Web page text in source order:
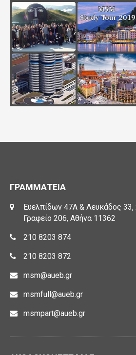
ΓΡΑΜΜΑΤΕΙΑ
Ευελπίδων 47Α & Λευκάδος
Γραφείο 206, Αθήνα 11362
210 8203 874
210 8203 872
msm@aueb.gr
msmfull@aueb.gr
msmpart@aueb.gr